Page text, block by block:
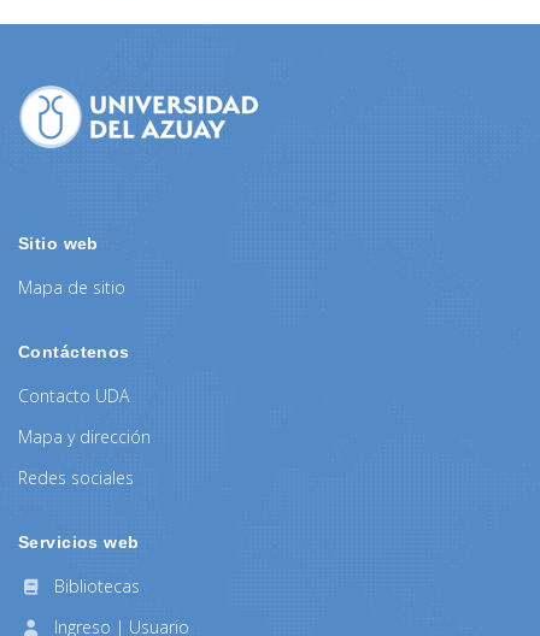
Sitio web
Mapa de sitio
Contáctenos
Contacto UDA
Mapa y dirección
Redes sociales
Servicios web
Bibliotecas
Ingreso | Usuario